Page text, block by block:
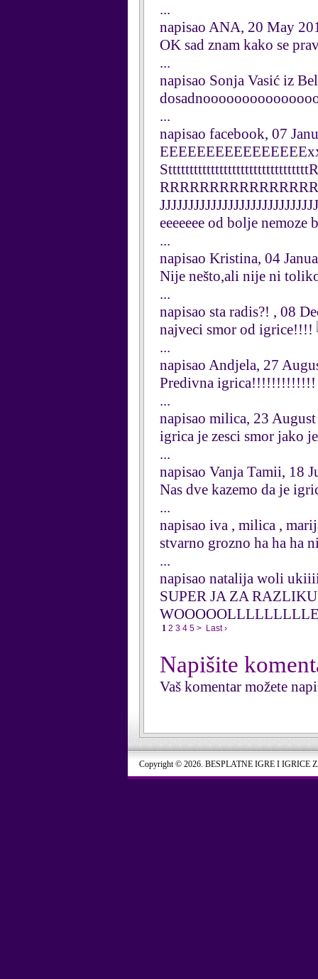
...
napisao ANA, 20 May
OK sad znam kako se
...
napisao Sonja Vasić iz
...
napisao facebook, 07
eeeeeee od bolje nemoze
...
napisao Kristina, 04
Nije nešto,ali nije ni
...
napisao sta radis?! , 08
najveci smor od igrice!!!!
...
napisao Andjela, 27
Predivna igrica!!!!!!!!!!!!!
...
napisao milica, 23
igrica je zesci smor jako
...
napisao Vanja Tamii, 18
Nas dve kazemo da je
...
napisao iva , milica ,
stvarno grozno ha ha ha
...
napisao natalija woli
SUPER JA ZA
1 2 3 4 5 > Last ›
Napišite
Vaš komentar možete
Copyright © 2026. BESPLATNE IGRE I IGRICE